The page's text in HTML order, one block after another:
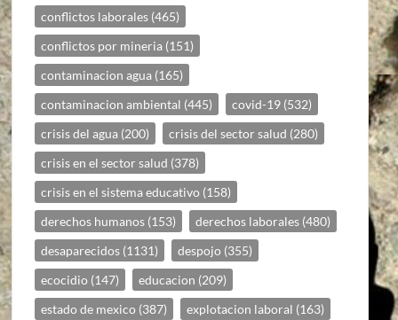
conflictos laborales (465)
conflictos por mineria (151)
contaminacion agua (165)
contaminacion ambiental (445) covid-19 (532)
crisis del agua (200) crisis del sector salud (280)
crisis en el sector salud (378)
crisis en el sistema educativo (158)
derechos humanos (153) derechos laborales (480)
desaparecidos (1131) despojo (355)
ecocidio (147) educacion (209)
estado de mexico (387) explotacion laboral (163)